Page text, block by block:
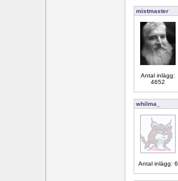
mistmaster
Antal inlägg:
4652
whilma_
Antal inlägg: 6